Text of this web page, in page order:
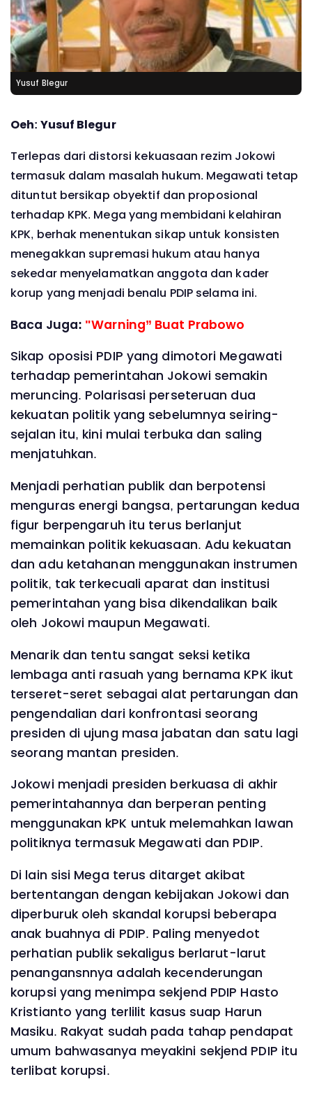
Yusuf Blegur
Oeh: Yusuf Blegur
Terlepas dari distorsi kekuasaan rezim Jokowi
termasuk dalam masalah hukum. Megawati tetap
dituntut bersikap obyektif dan proposional
terhadap KPK. Mega yang membidani kelahiran
KPK, berhak menentukan sikap untuk konsisten
menegakkan supremasi hukum atau hanya
sekedar menyelamatkan anggota dan kader
korup yang menjadi benalu PDIP selama ini.
Baca Juga: "Warning” Buat Prabowo
Sikap oposisi PDIP yang dimotori Megawati
terhadap pemerintahan Jokowi semakin
meruncing. Polarisasi perseteruan dua
kekuatan politik yang sebelumnya seiring-
sejalan itu, kini mulai terbuka dan saling
menjatuhkan.
Menjadi perhatian publik dan berpotensi
menguras energi bangsa, pertarungan kedua
figur berpengaruh itu terus berlanjut
memainkan politik kekuasaan. Adu kekuatan
dan adu ketahanan menggunakan instrumen
politik, tak terkecuali aparat dan institusi
pemerintahan yang bisa dikendalikan baik
oleh Jokowi maupun Megawati.
Menarik dan tentu sangat seksi ketika
lembaga anti rasuah yang bernama KPK ikut
terseret-seret sebagai alat pertarungan dan
pengendalian dari konfrontasi seorang
presiden di ujung masa jabatan dan satu lagi
seorang mantan presiden.
Jokowi menjadi presiden berkuasa di akhir
pemerintahannya dan berperan penting
menggunakan kPK untuk melemahkan lawan
politiknya termasuk Megawati dan PDIP.
Di lain sisi Mega terus ditarget akibat
bertentangan dengan kebijakan Jokowi dan
diperburuk oleh skandal korupsi beberapa
anak buahnya di PDIP. Paling menyedot
perhatian publik sekaligus berlarut-larut
penangansnnya adalah kecenderungan
korupsi yang menimpa sekjend PDIP Hasto
Kristianto yang terlilit kasus suap Harun
Masiku. Rakyat sudah pada tahap pendapat
umum bahwasanya meyakini sekjend PDIP itu
terlibat korupsi.